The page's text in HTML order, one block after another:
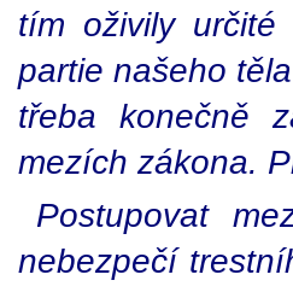
tím oživily určité
partie našeho
třeba konečně
mezích zákona.
Postupovat
nebezpečí